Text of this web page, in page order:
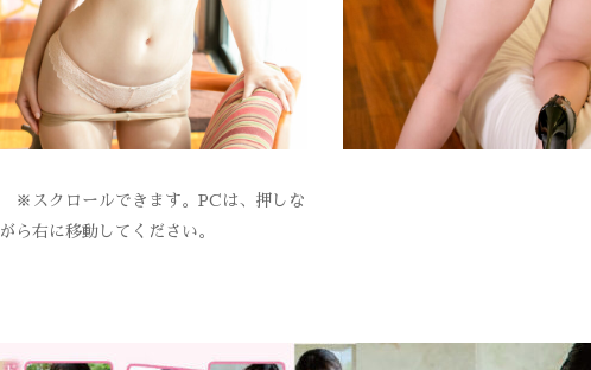
※スクロールできます。PCは、押しな
がら右に移動してください。